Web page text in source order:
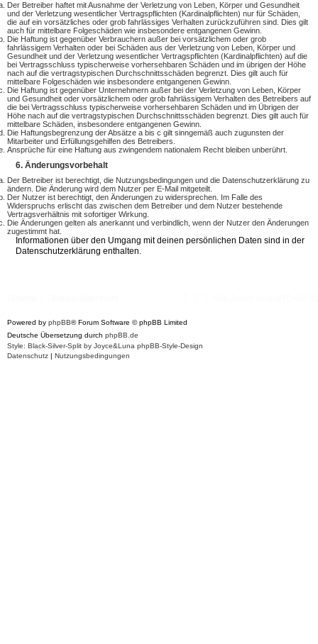
Der Betreiber haftet mit Ausnahme der Verletzung von Leben, Körper und Gesundheit
und der Verletzung wesentlicher Vertragspflichten (Kardinalpflichten) nur für Schäden,
die auf ein vorsätzliches oder grob fahrlässiges Verhalten zurückzuführen sind. Dies gilt
auch für mittelbare Folgeschäden wie insbesondere entgangenen Gewinn.
Die Haftung ist gegenüber Verbrauchern außer bei vorsätzlichem oder grob
fahrlässigem Verhalten oder bei Schäden aus der Verletzung von Leben, Körper und
Gesundheit und der Verletzung wesentlicher Vertragspflichten (Kardinalpflichten) auf die
bei Vertragsschluss typischerweise vorhersehbaren Schäden und im übrigen der Höhe
nach auf die vertragstypischen Durchschnittsschäden begrenzt. Dies gilt auch für
mittelbare Folgeschäden wie insbesondere entgangenen Gewinn.
Die Haftung ist gegenüber Unternehmern außer bei der Verletzung von Leben, Körper
und Gesundheit oder vorsätzlichem oder grob fahrlässigem Verhalten des Betreibers auf
die bei Vertragsschluss typischerweise vorhersehbaren Schäden und im Übrigen der
Höhe nach auf die vertragstypischen Durchschnittsschäden begrenzt. Dies gilt auch für
mittelbare Schäden, insbesondere entgangenen Gewinn.
Die Haftungsbegrenzung der Absätze a bis c gilt sinngemäß auch zugunsten der
Mitarbeiter und Erfüllungsgehilfen des Betreibers.
Ansprüche für eine Haftung aus zwingendem nationalem Recht bleiben unberührt.
6. Änderungsvorbehalt
Der Betreiber ist berechtigt, die Nutzungsbedingungen und die Datenschutzerklärung zu
ändern. Die Änderung wird dem Nutzer per E-Mail mitgeteilt.
Der Nutzer ist berechtigt, den Änderungen zu widersprechen. Im Falle des
Widerspruchs erlischt das zwischen dem Betreiber und dem Nutzer bestehende
Vertragsverhältnis mit sofortiger Wirkung.
Die Änderungen gelten als anerkannt und verbindlich, wenn der Nutzer den Änderungen
zugestimmt hat.
Informationen über den Umgang mit deinen persönlichen Daten sind in der
Datenschutzerklärung enthalten.
Powered by phpBB® Forum Software © phpBB Limited
Deutsche Übersetzung durch phpBB.de
Style: Black-Silver-Split by Joyce&Luna phpBB-Style-Design
Datenschutz
Nutzungsbedingungen